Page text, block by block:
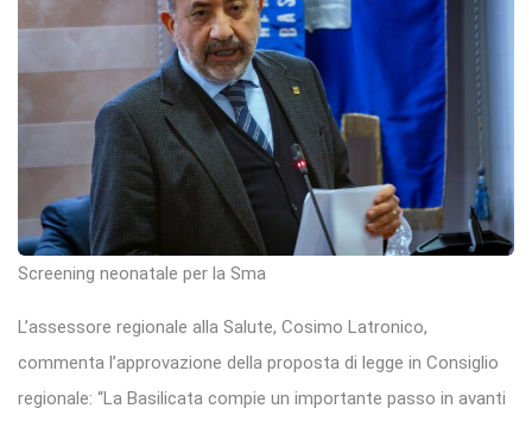
Screening neonatale per la Sma
L’assessore regionale alla Salute, Cosimo Latronico,
commenta l’approvazione della proposta di legge in Consiglio
regionale: “La Basilicata compie un importante passo in avanti